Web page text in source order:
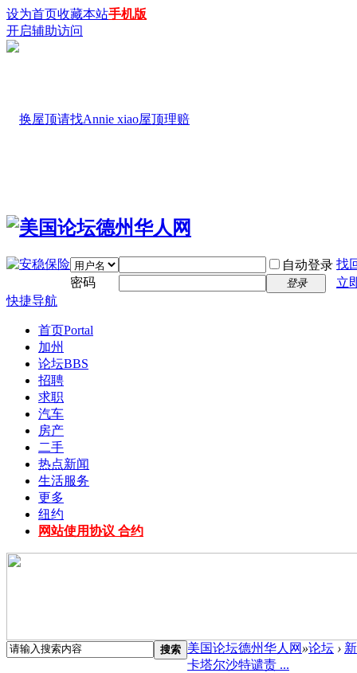
设为首页收藏本站手机版
开启辅助访问
自动登录 找
密码
登录
立
快捷导航
首页Portal
加州
论坛BBS
招聘
求职
汽车
房产
二手
热点新闻
生活服务
更多
纽约
网站使用协议 合约
搜索 美国论坛德州华人网 »论坛 ›
卡塔尔沙特谴责 ...